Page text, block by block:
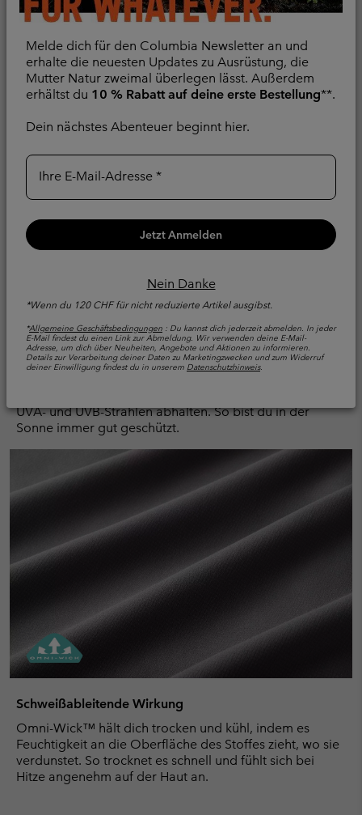
Melde dich für den Columbia Newsletter an und
erhalte die neuesten Updates zu Ausrüstung, die
Mutter Natur zweimal überlegen lässt. Außerdem
erhältst du 10 % Rabatt auf deine erste Bestellung**.
Dein nächstes Abenteuer beginnt hier.
Ihre E-Mail-Adresse
Jetzt Anmelden
Nein Danke
*Wenn du 120 CHF für nicht reduzierte Artikel ausgibst.
*Allgemeine Geschäftsbedingungen : Du kannst dich jederzeit abmelden. In jeder
E-Mail findest du einen Link zur Abmeldung. Wir verwenden deine E-Mail-
Adresse, um dich über Neuheiten, Angebote und Aktionen zu informieren.
Details zur Verarbeitung deiner Daten zu Marketingzwecken und zum Widerruf
deiner Einwilligung findest du in unserem Datenschutzhinweis.
Klettverschluss bieten
Platz für kleine Essentials.
Die Belüftungsöffnungen
mit Mesh am Rücken
sorgen für Luftzirkulation,
sodass du kühl und
bequem unterwegs bist.
Sonnenschutz
UVA- und UVB-Strahlen abhalten. So bist du in der
Sonne immer gut geschützt.
Schweißableitende Wirkung
Omni-Wick™ hält dich trocken und kühl, indem es
Feuchtigkeit an die Oberfläche des Stoffes zieht, wo sie
verdunstet. So trocknet es schnell und fühlt sich bei
Hitze angenehm auf der Haut an.